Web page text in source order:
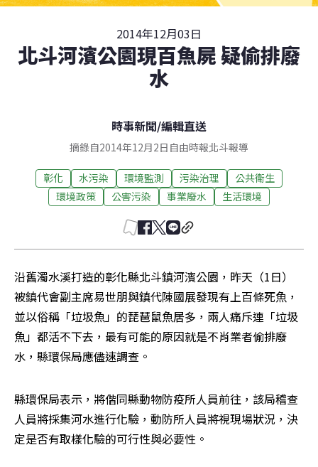
2014年12月03日
北斗河濱公園現百魚屍 疑偷排廢
水
時事新聞/編輯直送
摘錄自2014年12月2日自由時報北斗報導
彰化 水污染 環境監測 污染治理
公共衛生
環境政策
公害污染 事業廢水 生活環境
沿舊濁水溪打造的彰化縣北斗鎮河濱公園，昨天（1日）
被鎮代會副主席易世朋與鎮代陳國展發現有上百條死魚，
並以俗稱「垃圾魚」的琵琶鼠魚居多，兩人痛斥連「垃圾
魚」都活不下去，最有可能的原因就是不肖業者偷排廢
水，縣環保局應儘速調查。
縣環保局表示，將偕同縣動物防疫所人員前往，該局稽查
人員將採集河水進行化驗，動防所人員將視現場狀況，決
定是否有取樣化驗的可行性與必要性。